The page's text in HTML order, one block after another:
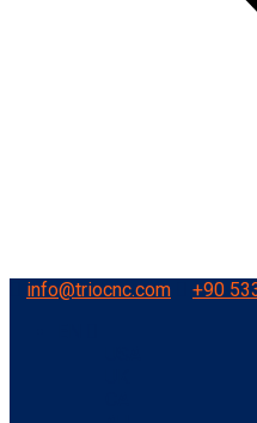
info@triocnc.com
+90